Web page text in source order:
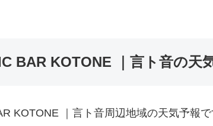
BAR KOTONE ｜言ト音の天
KOTONE ｜言ト音周辺地域の天気予報で